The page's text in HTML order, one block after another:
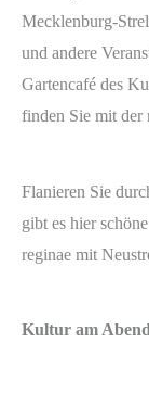
Mecklenburg-
und andere
Gartencafé des
finden Sie mit der
Flanieren Sie
gibt es hier
reginae mit
Kultur am Abend